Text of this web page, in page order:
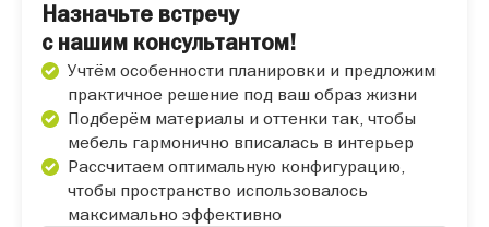
Назначьте встречу
с нашим консультантом!
Учтём особенности планировки и предложим
практичное решение под ваш образ жизни
Подберём материалы и оттенки так, чтобы
мебель гармонично вписалась в интерьер
Рассчитаем оптимальную конфигурацию,
чтобы пространство использовалось
максимально эффективно